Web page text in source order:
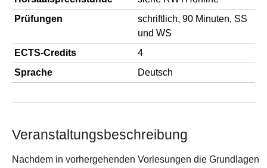
Prüfungen
schriftlich, 90 Minuten, SS
und WS
ECTS-Credits
4
Sprache
Deutsch
Veranstaltungsbeschreibung
Nachdem in vorhergehenden Vorlesungen die Grundlagen